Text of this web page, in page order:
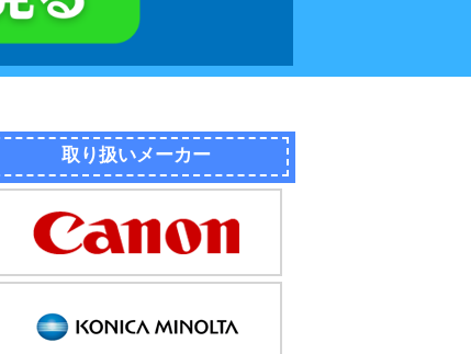
取り扱いメーカー